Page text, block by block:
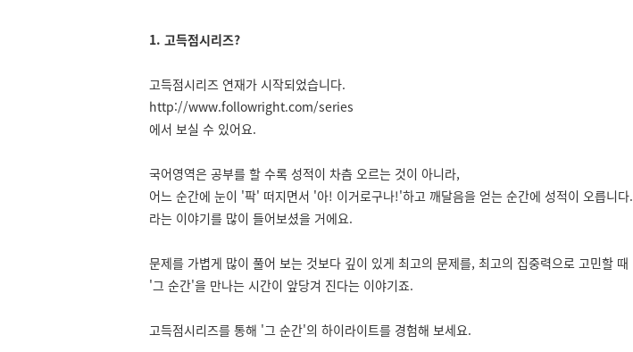
1. 고득점시리즈?
고득점시리즈 연재가 시작되었습니다.
http://www.followright.com/series
에서 보실 수 있어요.
국어영역은 공부를 할 수록 성적이 차츰 오르는 것이 아니라,
어느 순간에 눈이 '팍' 떠지면서 '아! 이거로구나!'하고 깨달음을 얻는 순간에 성적이 오릅니다.
라는 이야기를 많이 들어보셨을 거에요.
문제를 가볍게 많이 풀어 보는 것보다 깊이 있게 최고의 문제를, 최고의 집중력으로 고민할 때
'그 순간'을 만나는 시간이 앞당겨 진다는 이야기죠.
고득점시리즈를 통해 '그 순간'의 하이라이트를 경험해 보세요.